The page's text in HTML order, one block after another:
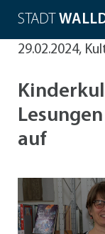
STADT
29.02.2024,
auf